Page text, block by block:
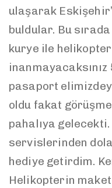
ulaşarak
buldular. Bu
kurye ile helikopter
pasaport
oldu fakat
pahalıya gelecekti.
servislerinden
hediye getirdim.
Helikopterin